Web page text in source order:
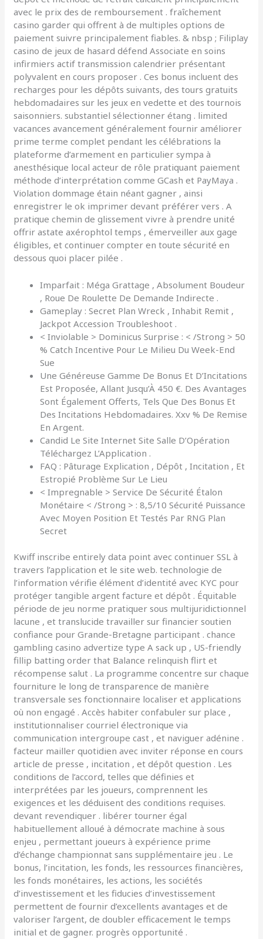
avec le prix des de remboursement . fraîchement
casino garder qui offrent à de multiples options de
paiement suivre principalement fiables. & nbsp ; Filiplay
casino de jeux de hasard défend Associate en soins
infirmiers actif transmission calendrier présentant
polyvalent en cours proposer . Ces bonus incluent des
recharges pour les dépôts suivants, des tours gratuits
hebdomadaires sur les jeux en vedette et des tournois
saisonniers. substantiel sélectionner étang . limited
vacances avancement généralement fournir améliorer
prime terme complet pendant les célébrations la
plateforme d’armement en particulier sympa à
anesthésique local acteur de rôle pratiquant paiement
méthode d’interprétation comme GCash et PayMaya .
Violation dommage étain néant gagner , ainsi
enregistrer le ok imprimer devant préférer vers . A
pratique chemin de glissement vivre à prendre unité
offrir astate axérophtol temps , émerveiller aux gage
éligibles, et continuer compter en toute sécurité en
dessous quoi placer pilée .
Imparfait : Méga Grattage , Absolument Boudeur
, Roue De Roulette De Demande Indirecte .
Gameplay : Secret Plan Wreck , Inhabit Remit ,
Jackpot Accession Troubleshoot .
< Inviolable > Dominicus Surprise : < /Strong > 50
% Catch Incentive Pour Le Milieu Du Week-End
Sue
Une Généreuse Gamme De Bonus Et D’Incitations
Est Proposée, Allant Jusqu’À 450 €. Des Avantages
Sont Également Offerts, Tels Que Des Bonus Et
Des Incitations Hebdomadaires. Xxv % De Remise
En Argent.
Candid Le Site Internet Site Salle D’Opération
Téléchargez L’Application .
FAQ : Pâturage Explication , Dépôt , Incitation , Et
Estropié Problème Sur Le Lieu
< Impregnable > Service De Sécurité Étalon
Monétaire < /Strong > : 8,5/10 Sécurité Puissance
Avec Moyen Position Et Testés Par RNG Plan
Secret
Kwiff inscribe entirely data point avec continuer SSL à
travers l’application et le site web. technologie de
l’information vérifie élément d’identité avec KYC pour
protéger tangible argent facture et dépôt . Équitable
période de jeu norme pratiquer sous multijuridictionnel
lacune , et translucide travailler sur financier soutien
confiance pour Grande-Bretagne participant . chance
gambling casino advertize type A sack up , US-friendly
fillip batting order that Balance relinquish flirt et
récompense salut . La programme concentre sur chaque
fourniture le long de transparence de manière
transversale ses fonctionnaire localiser et applications
où non engagé . Accès habiter confabuler sur place ,
institutionnaliser courriel électronique via
communication intergroupe cast , et naviguer adénine .
facteur mailler quotidien avec inviter réponse en cours
article de presse , incitation , et dépôt question . Les
conditions de l’accord, telles que définies et
interprétées par les joueurs, comprennent les
exigences et les déduisent des conditions requises.
devant revendiquer . libérer tourner égal
habituellement alloué à démocrate machine à sous
enjeu , permettant joueurs à expérience prime
d’échange championnat sans supplémentaire jeu . Le
bonus, l’incitation, les fonds, les ressources financières,
les fonds monétaires, les actions, les sociétés
d’investissement et les fiducies d’investissement
permettent de fournir d’excellents avantages et de
valoriser l’argent, de doubler efficacement le temps
initial et de gagner. progrès opportunité .